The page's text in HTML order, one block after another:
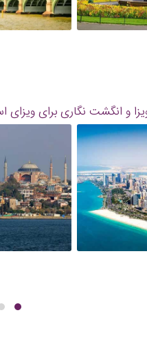
و انگشت نگاری برای ویزای